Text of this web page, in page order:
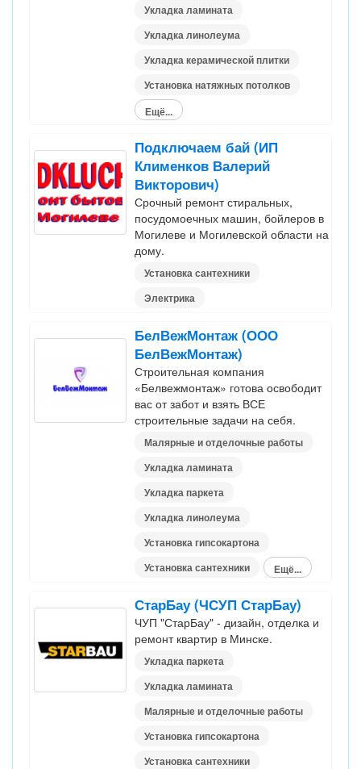
Укладка ламината
Укладка линолеума
Укладка керамической плитки
Установка натяжных потолков
Ещё...
Подключаем бай (ИП
Клименков Валерий
Викторович)
Срочный ремонт стиральных,
посудомоечных машин, бойлеров в
Могилеве и Могилевской области на
дому.
Установка сантехники
Электрика
БелВежМонтаж (ООО
БелВежМонтаж)
Строительная компания
«Белвежмонтаж» готова освободит
вас от забот и взять ВСЕ
строительные задачи на себя.
Малярные и отделочные работы
Укладка ламината
Укладка паркета
Укладка линолеума
Установка гипсокартона
Установка сантехники
Ещё...
СтарБау (ЧСУП СтарБау)
ЧУП "СтарБау" - дизайн, отделка и
ремонт квартир в Минске.
Укладка паркета
Укладка ламината
Малярные и отделочные работы
Установка гипсокартона
Установка сантехники